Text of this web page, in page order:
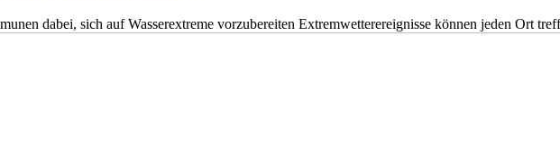
dabei, sich auf Wasserextreme vorzubereiten Extremwetterereignisse können jeden Ort